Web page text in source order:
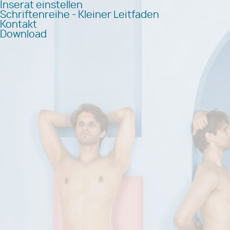
Inserat einstellen
Schriftenreihe - Kleiner Leitfaden
Kontakt
Download